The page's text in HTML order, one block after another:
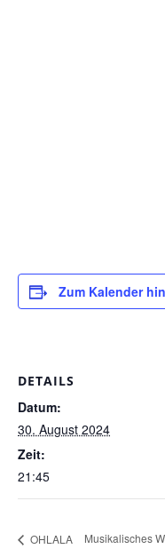
Zum Kalender
DETAILS
Datum:
30. August 2024
Zeit:
21:45
OHLALA
Musikalisches